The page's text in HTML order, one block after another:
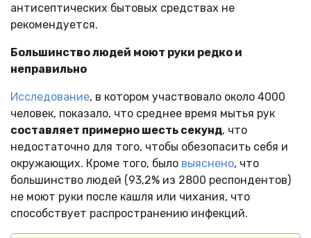
антисептических бытовых средствах не
рекомендуется.
Большинство людей моют руки редко и
неправильно
Исследование, в котором участвовало около 4000
человек, показало, что среднее время мытья рук
составляет примерно шесть секунд, что
недостаточно для того, чтобы обезопасить себя и
окружающих. Кроме того, было выяснено, что
большинство людей (93,2% из 2800 респондентов)
не моют руки после кашля или чихания, что
способствует распространению инфекций.